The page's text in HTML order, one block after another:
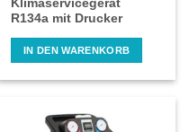
Klimaservicegerät
R134a mit Drucker
IN DEN WARENKORB